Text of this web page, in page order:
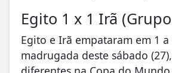
Egito 1 x 1 Irã
Egito e Irã empataram em 1 a
madrugada deste sábado